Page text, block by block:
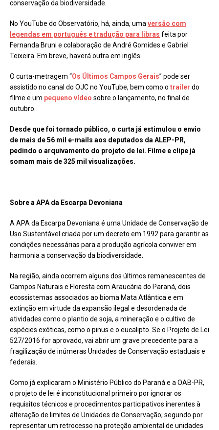
conservação da biodiversidade.
No YouTube do Observatório, há, ainda, uma versão com
legendas em português e tradução para libras feita por
Fernanda Bruni e colaboração de André Gomides e Gabriel
Teixeira. Em breve, haverá outra em inglês.
O curta-metragem “Os Últimos Campos Gerais” pode ser
assistido no canal do OJC no YouTube, bem como o trailer do
filme e um pequeno vídeo sobre o lançamento, no final de
outubro.
Desde que foi tornado público, o curta já estimulou o envio
de mais de 56 mil e-mails aos deputados da ALEP-PR,
pedindo o arquivamento do projeto de lei. Filme e clipe já
somam mais de 325 mil visualizações.
Sobre a APA da Escarpa Devoniana
A APA da Escarpa Devoniana é uma Unidade de Conservação de
Uso Sustentável criada por um decreto em 1992 para garantir as
condições necessárias para a produção agrícola conviver em
harmonia a conservação da biodiversidade.
Na região, ainda ocorrem alguns dos últimos remanescentes de
Campos Naturais e Floresta com Araucária do Paraná, dois
ecossistemas associados ao bioma Mata Atlântica e em
extinção em virtude da expansão ilegal e desordenada de
atividades como o plantio de soja, a mineração e o cultivo de
espécies exóticas, como o pinus e o eucalipto. Se o Projeto de Lei
527/2016 for aprovado, vai abrir um grave precedente para a
fragilização de inúmeras Unidades de Conservação estaduais e
federais.
Como já explicaram o Ministério Público do Paraná e a OAB-PR,
o projeto de lei é inconstitucional primeiro por ignorar os
requisitos técnicos e procedimentos participativos inerentes à
alteração de limites de Unidades de Conservação; segundo por
representar um retrocesso na proteção ambiental de unidades